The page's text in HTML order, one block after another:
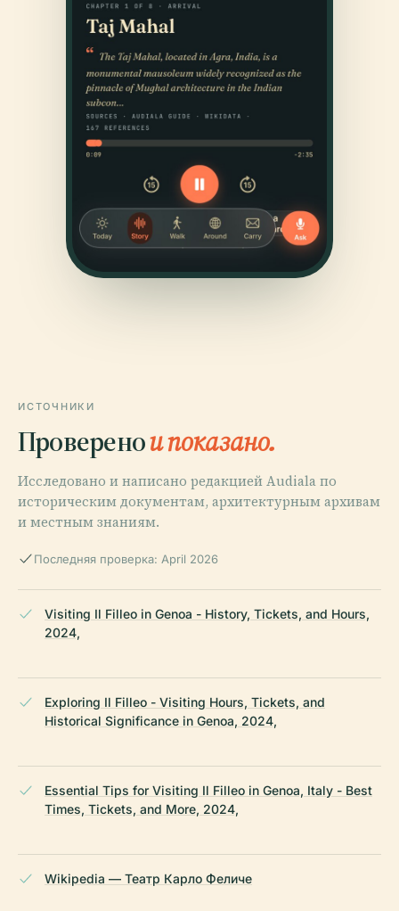
ИСТОЧНИКИ
Проверенои показано.
Исследовано и написано редакцией Audiala по
историческим документам, архитектурным архивам
и местным знаниям.
Последняя проверка: April 2026
Visiting Il Filleo in Genoa - History, Tickets, and Hours,
2024,
Exploring Il Filleo - Visiting Hours, Tickets, and
Historical Significance in Genoa, 2024,
Essential Tips for Visiting Il Filleo in Genoa, Italy - Best
Times, Tickets, and More, 2024,
Wikipedia — Театр Карло Феличе